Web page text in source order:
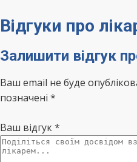
Відгуки про
Залишити відгук
Ваш email не буде
позначені *
Ваш відгук*